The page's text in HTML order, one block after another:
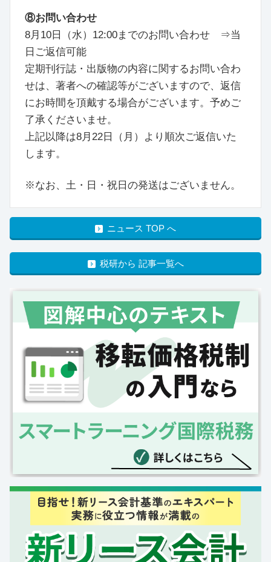
⑧お問い合わせ
8月10日（水）12:00までのお問い合わせ ⇒当
日ご返信可能
定期刊行誌・出版物の内容に関するお問い合わ
せは、著者への確認等がございますので、返信
にお時間を頂戴する場合がございます。予めご
了承くださいませ。
上記以降は8月22日（月）より順次ご返信いた
します。
※なお、土・日・祝日の発送はございません。
ニュース TOP へ
税研から 記事一覧へ